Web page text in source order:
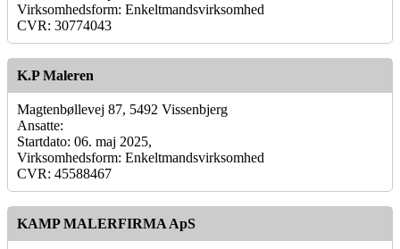
Virksomhedsform: Enkeltmandsvirksomhed
CVR: 30774043
K.P Maleren
Magtenbøllevej 87, 5492 Vissenbjerg
Ansatte:
Startdato: 06. maj 2025,
Virksomhedsform: Enkeltmandsvirksomhed
CVR: 45588467
KAMP MALERFIRMA ApS